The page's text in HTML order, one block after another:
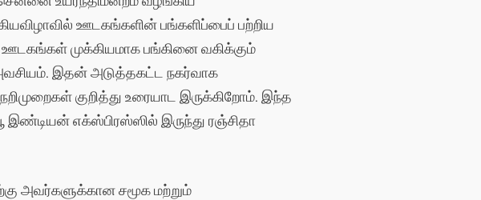
ஊடகங்களின்பங்களிப்பைப் பற்றிய
ஊடகங்கள்முக்கியமாகபங்கினைவகிக்கும்
. இதன்அடுத்தகட்ட நகர்வாக
குறித்து உரையாட இருக்கிறோம். இந்த
இண்டியன் எக்ஸ்பிரஸ்ஸில் இருந்து ரஞ்சிதா
அவர்களுக்கானசமூகமற்றும்